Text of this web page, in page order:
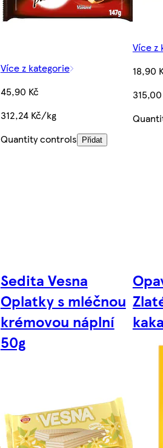
Více z kategorie
45,90 Kč
312,24 Kč/kg
Quantity controls
Přidat
Více z
18,90
Sedita Vesna
Oplatky s mléčnou
krémovou náplní
50g